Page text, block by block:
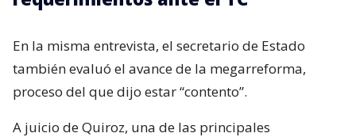
En la misma entrevista, el secretario de Estado
también evaluó el avance de la megarreforma,
proceso del que dijo estar “contento”.
A juicio de Quiroz, una de las principales